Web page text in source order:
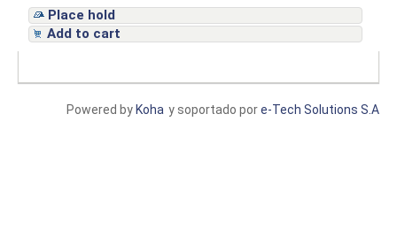
Place hold
Add to cart
y soportado pore-Tech Solutions S.A
Powered by Koha